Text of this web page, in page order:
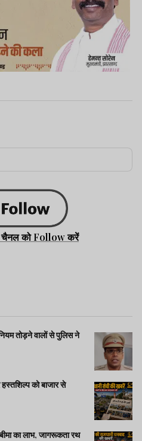
चैनल को Follow करें
तोड़ने वालों से पुलिस ने
को बाजार से
का लाभ, जागरूकता रथ